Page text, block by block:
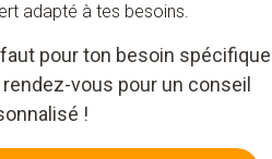
adapté à tes besoins.
faut pour ton besoin spécifique
vous pour un conseil
!